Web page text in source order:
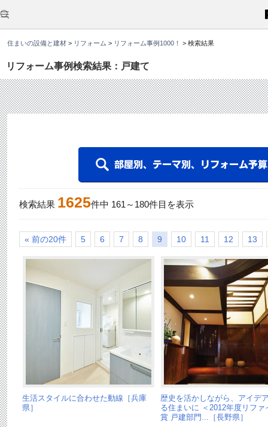
住まいの設備と建材 > リフォーム > リフォーム事例1000！ > 検索結果
リフォーム事例検索結果：戸建て
こ
か
ら
文
す
検索結果 1625件中 161 ～ 180件目を表示
« 前の20件 5 6 7 8 9 10 11 12 13
生活スタイルに合わせた動線［兵庫
県］
歴史を活かしながら、アイデ
る住まいに ＜2012年度リファ
賞 戸建部門...［長野県］